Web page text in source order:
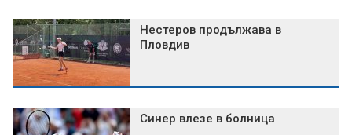
Нестеров продължава в
Пловдив
Синер влезе в болница